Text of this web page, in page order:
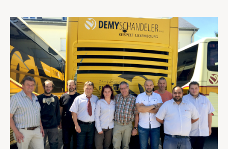
Assistance en vie privée
Développement professionnel
Devenir Membre
Actualités